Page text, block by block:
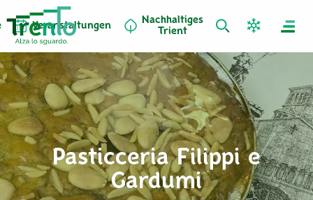
Veranstaltungen
Nachhaltiges
Trient
Pasticceria Filippi e
Gardumi